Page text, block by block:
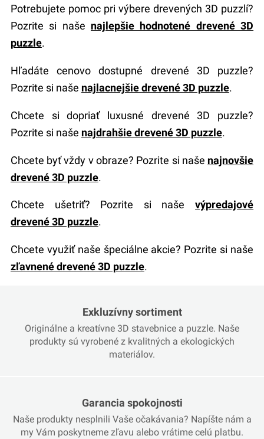
Potrebujete pomoc pri výbere drevených 3D puzzlí?
Pozrite si naše najlepšie hodnotené drevené 3D
puzzle.
Hľadáte cenovo dostupné drevené 3D puzzle?
Pozrite si naše najlacnejšie drevené 3D puzzle.
Chcete si dopriať luxusné drevené 3D puzzle?
Pozrite si naše najdrahšie drevené 3D puzzle.
Chcete byť vždy v obraze? Pozrite si naše najnovšie
drevené 3D puzzle.
Chcete ušetriť? Pozrite si naševýpredajové
drevené 3D puzzle.
Chcete využiť naše špeciálne akcie? Pozrite si naše
zľavnené drevené 3D puzzle.
Exkluzívny sortiment
Originálne a kreatívne 3D stavebnice a puzzle. Naše
produkty sú vyrobené z kvalitných a ekologických
materiálov.
Garancia spokojnosti
Naše produkty nesplnili Vaše očakávania? Napíšte nám a
my Vám poskytneme zľavu alebo vrátime celú platbu.